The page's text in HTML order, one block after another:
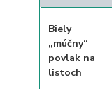
Biely
„múčny“
povlak na
listoch